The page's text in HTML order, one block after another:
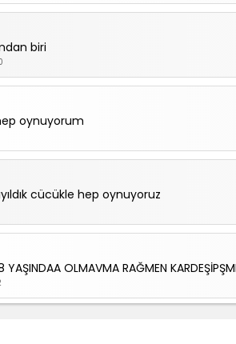
biri
oynuyorum
cücükle hep oynuyoruz
OLMAVMA RAĞMEN